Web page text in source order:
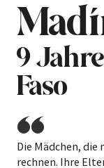
9
Faso
Die Mädchen, die
rechnen. Ihre